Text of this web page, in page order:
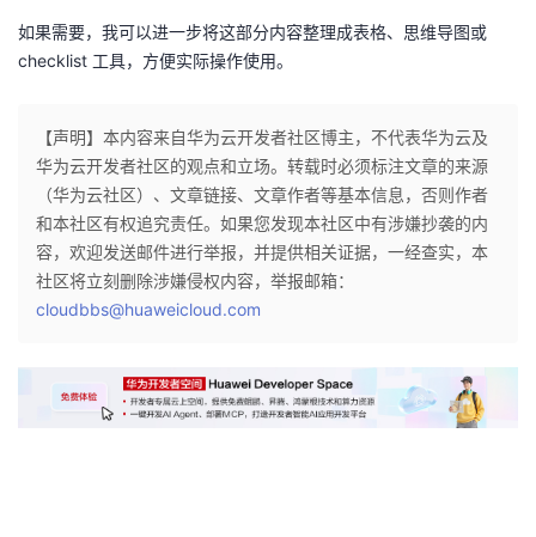
如果需要，我可以进一步将这部分内容整理成表格、思维导图或
checklist 工具，方便实际操作使用。
【声明】本内容来自华为云开发者社区博主，不代表华为云及
华为云开发者社区的观点和立场。转载时必须标注文章的来源
（华为云社区）、文章链接、文章作者等基本信息，否则作者
和本社区有权追究责任。如果您发现本社区中有涉嫌抄袭的内
容，欢迎发送邮件进行举报，并提供相关证据，一经查实，本
社区将立刻删除涉嫌侵权内容，举报邮箱：
cloudbbs@huaweicloud.com